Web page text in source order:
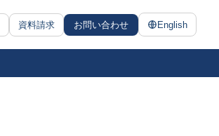
資料請求 お問い合わせ English